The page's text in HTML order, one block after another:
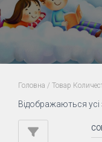
Головна / Товар
Відображаються усі